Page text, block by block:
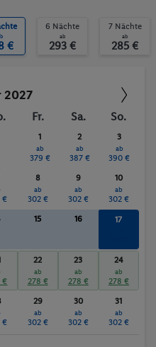
€
6 Nächte
ab
293 €
7 Nächte
ab
285 €
2027
Fr. Sa. So.
1
ab
379 €
2
ab
387 €
3
ab
390 €
€
8
ab
302 €
9
ab
302 €
10
ab
302 €
15 16 17
€
22
ab
278 €
23
ab
278 €
24
ab
278 €
€
29
ab
302 €
30
ab
302 €
31
ab
302 €